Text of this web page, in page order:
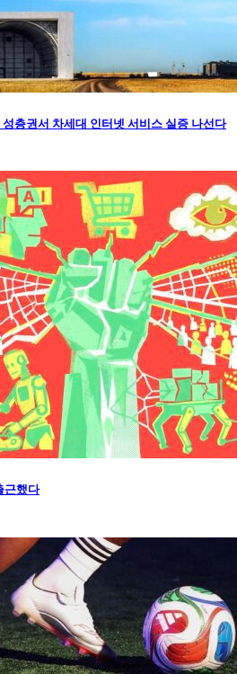
층권서 차세대 인터넷 서비스 실증 나선다
근했다